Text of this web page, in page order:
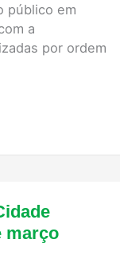
público em
a
por ordem
março